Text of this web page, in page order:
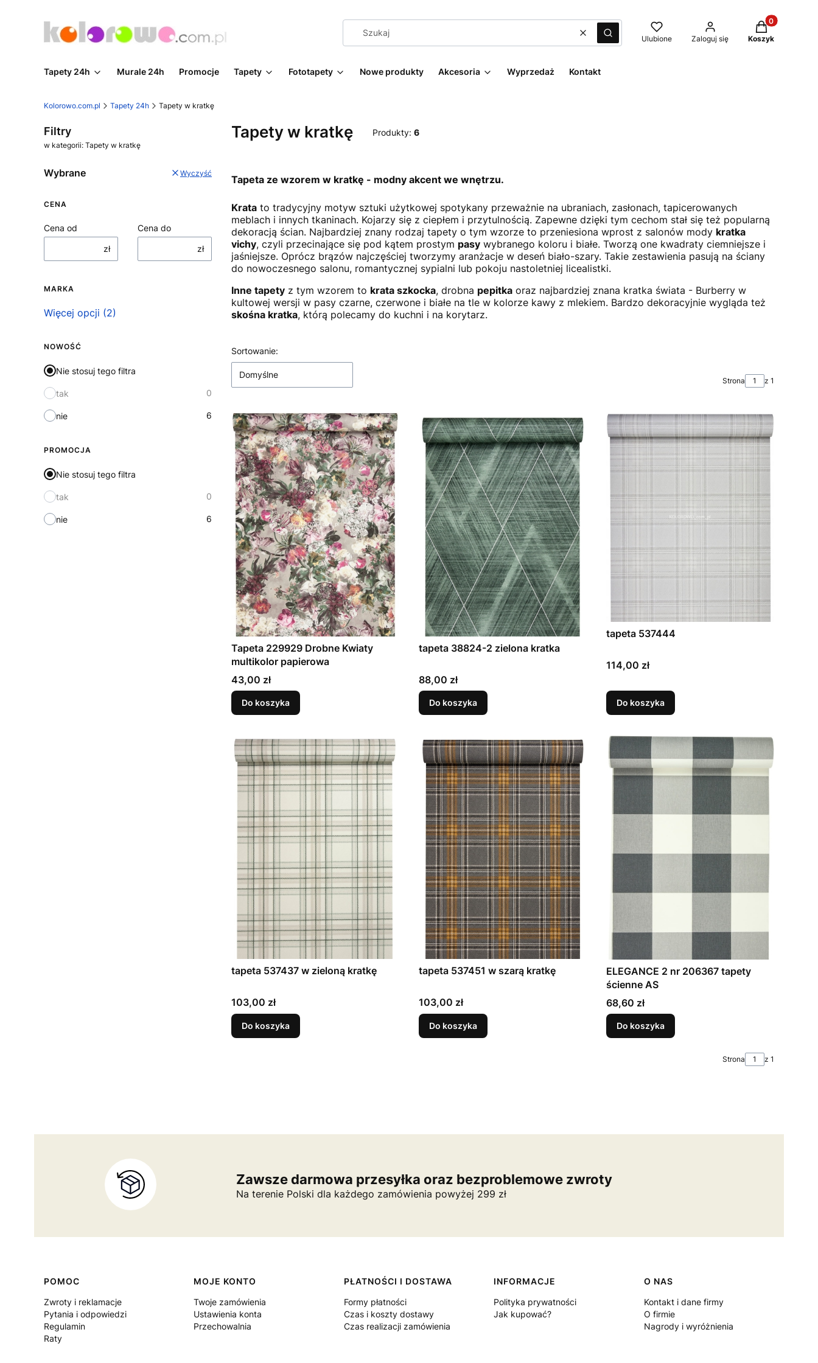
WyczyśćSzukaj Ulubione Zaloguj się
Produkty w
Koszyk
Tapety 24h Murale 24h Promocje Tapety Fototapety Nowe produkty Akcesoria Wyprzedaż Kontakt
Kolorowo.com.pl Tapety 24h Tapety w kratkę
Filtry
w kategorii: Tapety w kratkę
Wybrane Wyczyść
CENA
Cena od
zł
Cena do
zł
MARKA
Marka
Więcej opcji (2)
NOWOŚĆ
Nie stosuj tego filtra
tak 0
nie 6
PROMOCJA
Nie stosuj tego filtra
tak 0
nie 6
Tapety w kratkę Produkty: 6
Tapeta ze wzorem w kratkę - modny akcent we wnętrzu.
Krata to tradycyjny motyw sztuki użytkowej spotykany przeważnie na ubraniach, zasłonach, tapicerowanych
meblach i innych tkaninach. Kojarzy się z ciepłem i przytulnością. Zapewne dzięki tym cechom stał się też popularną
dekoracją ścian. Najbardziej znany rodzaj tapety o tym wzorze to przeniesiona wprost z salonów mody kratka
vichy, czyli przecinające się pod kątem prostym pasy wybranego koloru i białe. Tworzą one kwadraty ciemniejsze i
jaśniejsze. Oprócz brązów najczęściej tworzymy aranżacje w deseń biało-szary. Takie zestawienia pasują na ściany
do nowoczesnego salonu, romantycznej sypialni lub pokoju nastoletniej licealistki.
Inne tapety z tym wzorem to krata szkocka, drobna pepitka oraz najbardziej znana kratka świata - Burberry w
kultowej wersji w pasy czarne, czerwone i białe na tle w kolorze kawy z mlekiem. Bardzo dekoracyjnie wygląda też
skośna kratka, którą polecamy do kuchni i na korytarz.
Lista produktów
Sortowanie:
Domyślne
Strona z 1
Tapeta 229929 Drobne Kwiaty
multikolor papierowa
Cena
43,00 zł
Do koszyka
tapeta 38824-2 zielona kratka
Cena
88,00 zł
Do koszyka
tapeta 537444
Cena
114,00 zł
Do koszyka
tapeta 537437 w zieloną kratkę
Cena
103,00 zł
Do koszyka
tapeta 537451 w szarą kratkę
Cena
103,00 zł
Do koszyka
ELEGANCE 2 nr 206367 tapety
ścienne AS
Cena
68,60 zł
Do koszyka
Strona z 1
Zawsze darmowa przesyłka oraz bezproblemowe zwroty
Na terenie Polski dla każdego zamówienia powyżej 299 zł
Linki w stopce
POMOC
Zwroty i reklamacje
Pytania i odpowiedzi
Regulamin
Raty
MOJE KONTO
Twoje zamówienia
Ustawienia konta
Przechowalnia
PŁATNOŚCI I DOSTAWA
Formy płatności
Czas i koszty dostawy
Czas realizacji zamówienia
INFORMACJE
Polityka prywatności
Jak kupować?
O NAS
Kontakt i dane firmy
O firmie
Nagrody i wyróżnienia